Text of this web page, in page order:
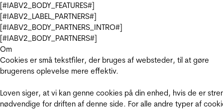
[#IABV2_BODY_FEATURES#]
[#IABV2_LABEL_PARTNERS#]
[#IABV2_BODY_PARTNERS_INTRO#]
[#IABV2_BODY_PARTNERS#]
Om
Cookies er små tekstfiler, der bruges af websteder, til at gøre
brugerens oplevelse mere effektiv.
Loven siger, at vi kan genne cookies på din enhed, hvis de er
nødvendige for driften af denne side. For alle andre typer af